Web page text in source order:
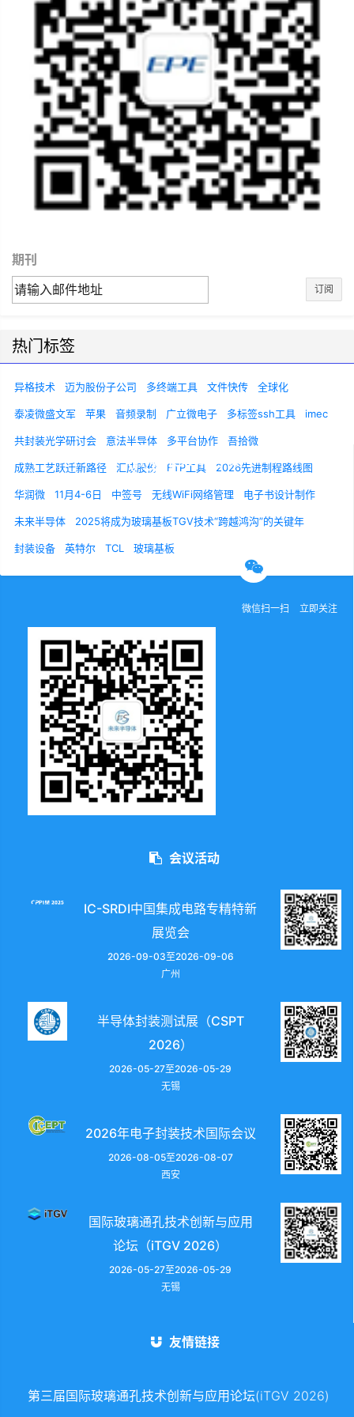
期刊
订阅
热门标签
异格技术 迈为股份子公司 多终端工具 文件快传 全球化
泰凌微盛文军 苹果 音频录制 广立微电子 多标签ssh工具 imec
共封装光学研讨会 意法半导体 多平台协作 吾拾微
成熟工艺跃迁新路径 汇成股份 FTP工具 2026先进制程路线图
华润微 11月4-6日 中签号 无线WiFi网络管理 电子书设计制作
未来半导体 2025将成为玻璃基板TGV技术“跨越鸿沟”的关键年
封装设备 英特尔 TCL 玻璃基板
微信扫一扫 立即关注
会议活动
IC-SRDI中国集成电路专精特新
展览会
2026-09-03至2026-09-06
广州
半导体封装测试展（CSPT
2026）
2026-05-27至2026-05-29
无锡
2026年电子封装技术国际会议
2026-08-05至2026-08-07
西安
国际玻璃通孔技术创新与应用
论坛（iTGV 2026）
2026-05-27至2026-05-29
无锡
友情链接
第三届国际玻璃通孔技术创新与应用论坛(iTGV 2026)